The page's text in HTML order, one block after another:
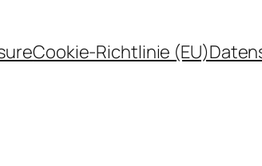
Cookie-Richtlinie (EU)